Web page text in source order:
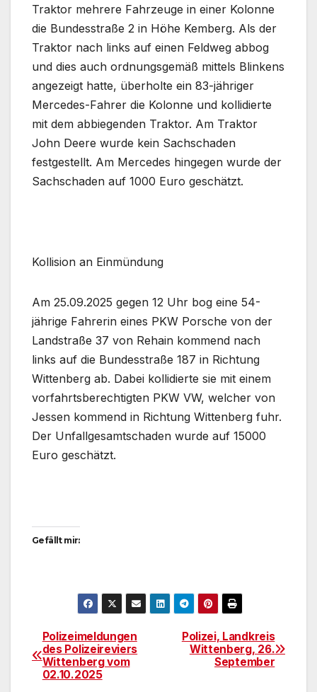
Traktor mehrere Fahrzeuge in einer Kolonne
die Bundesstraße 2 in Höhe Kemberg. Als der
Traktor nach links auf einen Feldweg abbog
und dies auch ordnungsgemäß mittels Blinkens
angezeigt hatte, überholte ein 83-jähriger
Mercedes-Fahrer die Kolonne und kollidierte
mit dem abbiegenden Traktor. Am Traktor
John Deere wurde kein Sachschaden
festgestellt. Am Mercedes hingegen wurde der
Sachschaden auf 1000 Euro geschätzt.
Kollision an Einmündung
Am 25.09.2025 gegen 12 Uhr bog eine 54-
jährige Fahrerin eines PKW Porsche von der
Landstraße 37 von Rehain kommend nach
links auf die Bundesstraße 187 in Richtung
Wittenberg ab. Dabei kollidierte sie mit einem
vorfahrtsberechtigten PKW VW, welcher von
Jessen kommend in Richtung Wittenberg fuhr.
Der Unfallgesamtschaden wurde auf 15000
Euro geschätzt.
Gefällt mir:
Beitragsnavigation
Polizei, Landkreis
Wittenberg, 26.
September
Polizeimeldungen
des Polizeireviers
Wittenberg vom
02.10.2025